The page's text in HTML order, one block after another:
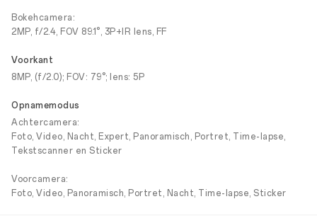
Bokehcamera:
2MP, f/2.4, FOV 89.1°, 3P+IR lens, FF
Voorkant
8MP, (f/2.0); FOV: 79°; lens: 5P
Opnamemodus
Achtercamera:
Foto, Video, Nacht, Expert, Panoramisch, Portret, Time-lapse,
Tekstscanner en Sticker
Voorcamera:
Foto, Video, Panoramisch, Portret, Nacht, Time-lapse, Sticker